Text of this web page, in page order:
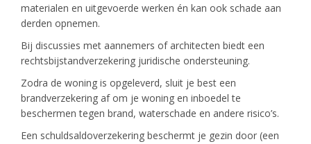
materialen en uitgevoerde werken én kan ook schade aan
derden opnemen.
Bij discussies met aannemers of architecten biedt een
rechtsbijstandverzekering juridische ondersteuning.
Zodra de woning is opgeleverd, sluit je best een
brandverzekering af om je woning en inboedel te
beschermen tegen brand, waterschade en andere risico’s.
Een schuldsaldoverzekering beschermt je gezin door (een